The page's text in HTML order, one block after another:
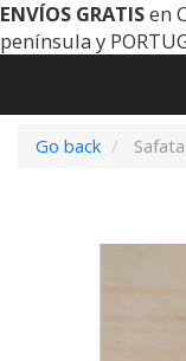
ENVÍOS GRATISen
península y
Go back